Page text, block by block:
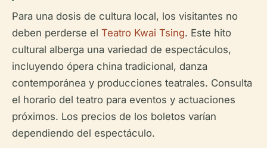
Para una dosis de cultura local, los visitantes no
deben perderse el Teatro Kwai Tsing. Este hito
cultural alberga una variedad de espectáculos,
incluyendo ópera china tradicional, danza
contemporánea y producciones teatrales. Consulta
el horario del teatro para eventos y actuaciones
próximos. Los precios de los boletos varían
dependiendo del espectáculo.